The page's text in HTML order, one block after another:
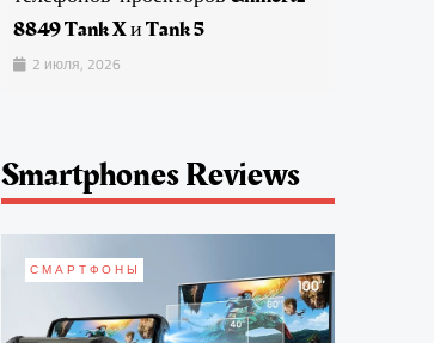
8849 Tank X и Tank 5
2 июля, 2026
Smartphones Reviews
СМАРТФОНЫ